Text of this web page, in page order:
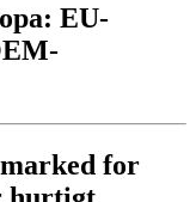
EU-
for